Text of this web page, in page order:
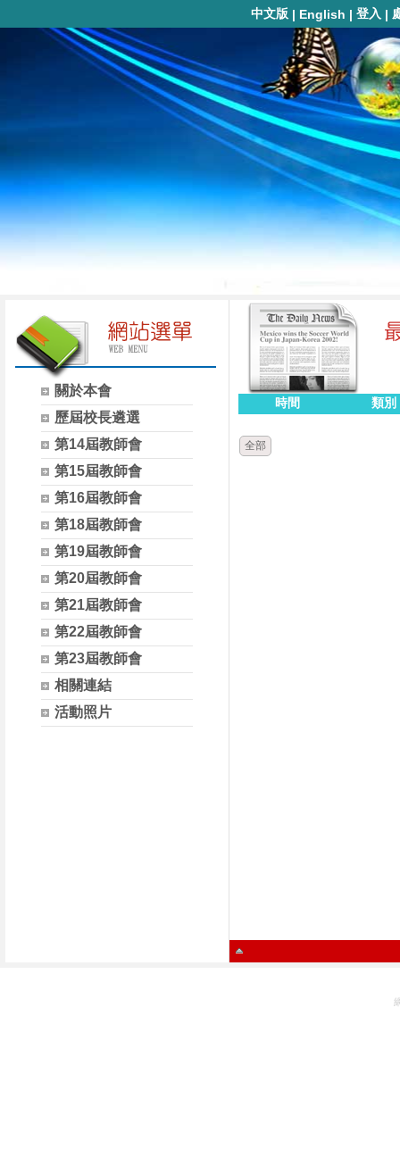
中文版 | English | 登入 |
關於本會
歷屆校長遴選
第14屆教師會
第15屆教師會
第16屆教師會
第18屆教師會
第19屆教師會
第20屆教師會
第21屆教師會
第22屆教師會
第23屆教師會
相關連結
活動照片
時間 類別
全部